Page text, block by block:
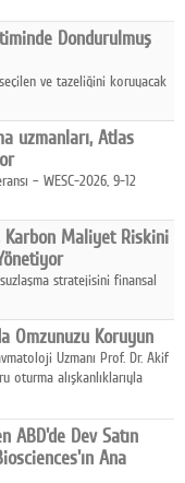
deneyimi arasında köprü
pazarlara açılıyor.
Dondurulmuş
ve tazeliğini koruyacak
sunuyor.
uzmanları, Atlas
– WESC-2026, 9-12
Karbon Maliyet Riskini
stratejisini finansal
Omzunuzu Koruyun
Uzmanı Prof. Dr. Akif
oturma alışkanlıklarıyla
ABD'de Dev Satın
Ana